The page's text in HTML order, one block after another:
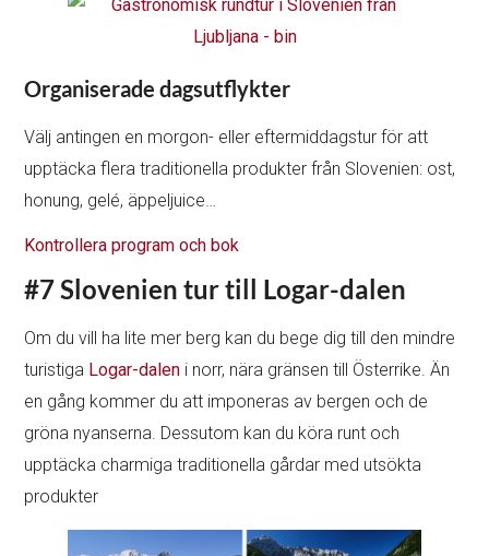
Organiserade dagsutflykter
Välj antingen en morgon- eller eftermiddagstur för att
upptäcka flera traditionella produkter från Slovenien: ost,
honung, gelé, äppeljuice…
Kontrollera program och bok
#7 Slovenien tur till Logar-dalen
Om du vill ha lite mer berg kan du bege dig till den mindre
turistiga Logar-dalen i norr, nära gränsen till Österrike. Än
en gång kommer du att imponeras av bergen och de
gröna nyanserna. Dessutom kan du köra runt och
upptäcka charmiga traditionella gårdar med utsökta
produkter